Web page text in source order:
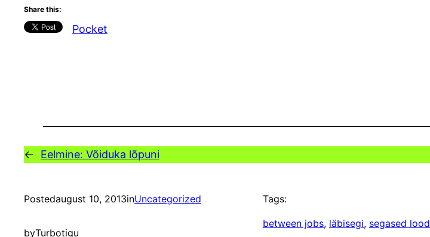
Share this:
Pocket
← Eelmine: Võiduka lõpuni
Postedaugust 10, 2013inUncategorized
byTurbotigu
Tags:
between jobs, läbisegi, segased lood